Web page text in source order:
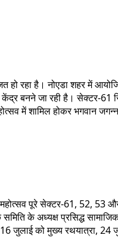
हो रहा है। नोएडा शहर में
बनने जा रही है। सेक्टर-61
में शामिल होकर भगवान
पूरे सेक्टर-61, 52, 53
अध्यक्ष प्रसिद्ध सामाजिक
जुलाई को मुख्य रथयात्रा,